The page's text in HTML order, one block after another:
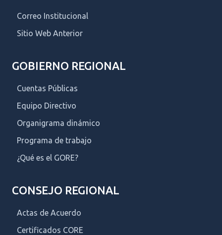
Correo Institucional
Sitio Web Anterior
GOBIERNO REGIONAL
Cuentas Públicas
Equipo Directivo
Organigrama dinámico
Programa de trabajo
¿Qué es el GORE?
CONSEJO REGIONAL
Actas de Acuerdo
Certificados CORE